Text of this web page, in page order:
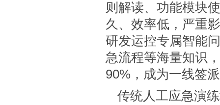
则解读、功能模块
久、效率低，严重
研发运控专属智能
急流程等海量知识
90%，成为一线签
传统人工应急演